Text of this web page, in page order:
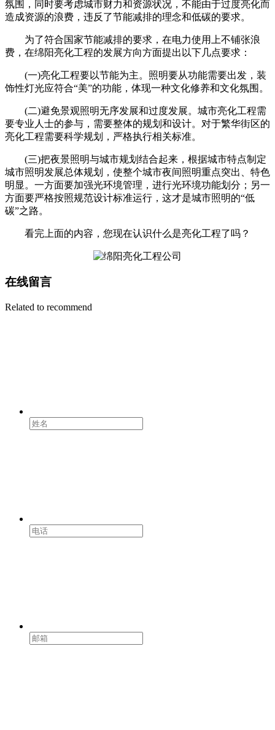
氛围，同时要考虑城市财力和资源状况，不能由于过度亮化而
造成资源的浪费，违反了节能减排的理念和低碳的要求。
为了符合国家节能减排的要求，在电力使用上不铺张浪
费，在绵阳亮化工程的发展方向方面提出以下几点要求：
(一)亮化工程要以节能为主。照明要从功能需要出发，装
饰性灯光应符合“美”的功能，体现一种文化修养和文化氛围。
(二)避免景观照明无序发展和过度发展。城市亮化工程需
要专业人士的参与，需要整体的规划和设计。对于繁华街区的
亮化工程需要科学规划，严格执行相关标准。
(三)把夜景照明与城市规划结合起来，根据城市特点制定
城市照明发展总体规划，使整个城市夜间照明重点突出、特色
明显。一方面要加强光环境管理，进行光环境功能划分；另一
方面要严格按照规范设计标准运行，这才是城市照明的“低
碳”之路。
看完上面的内容，您现在认识什么是亮化工程了吗？
在线留言
Related to recommend